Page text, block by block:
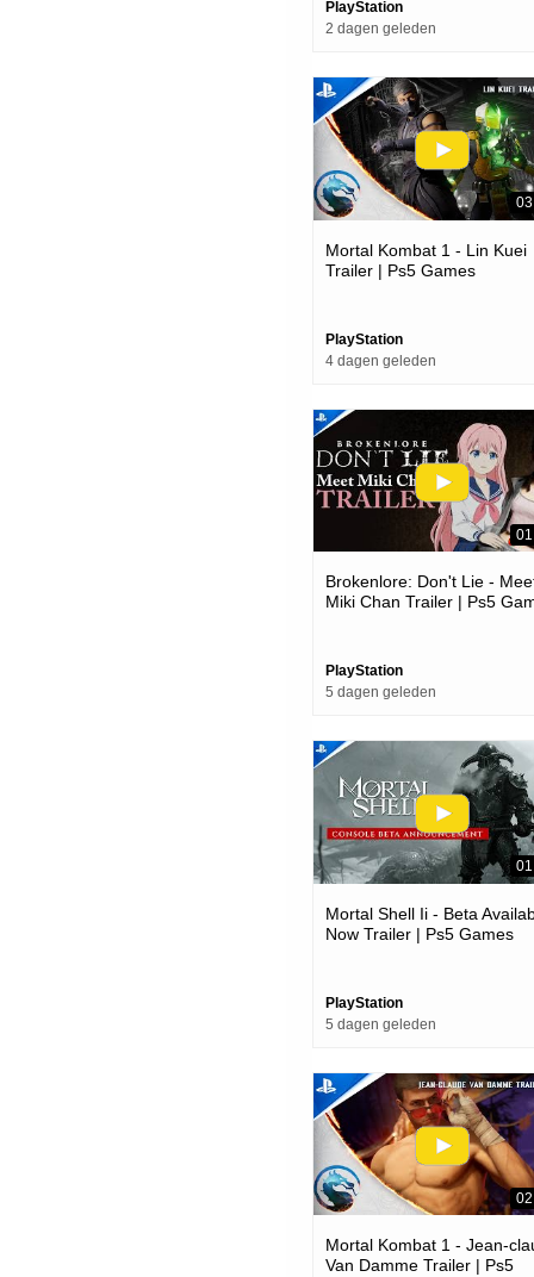
PlayStation
2 dagen geleden
Mortal Kombat 1 - Lin Kuei
Trailer | Ps5 Games
PlayStation
4 dagen geleden
Brokenlore: Don't Lie -
Miki Chan Trailer | Ps5
PlayStation
5 dagen geleden
Mortal Shell Ii - Beta
Now Trailer | Ps5 Games
PlayStation
5 dagen geleden
Mortal Kombat 1 - Jean-
Van Damme Trailer | Ps5